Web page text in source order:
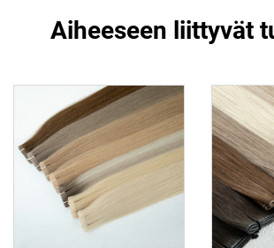
Aiheeseen liittyvät